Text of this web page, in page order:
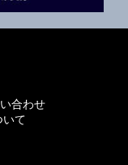
合わせ
いて